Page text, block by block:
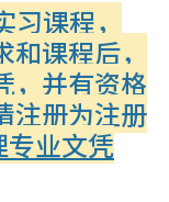
课程，
课程后，
，并有资格
注册为注册
业文凭